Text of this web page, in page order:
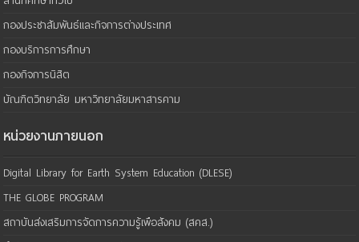
กองประชาสัมพันธ์และกิจการต่างประเทศ
กองบริการการศึกษา
กองกิจการนิสิต
บัณฑิตวิทยาลัย มหาวิทยาลัยมหาสารคาม
หน่วยงานภายนอก
Digital Library for Earth System Education (DLESE)
THE GLOBE PROGRAM
สถาบันส่งเสริมการจัดการความรู้เพือสังคม (สคส.)